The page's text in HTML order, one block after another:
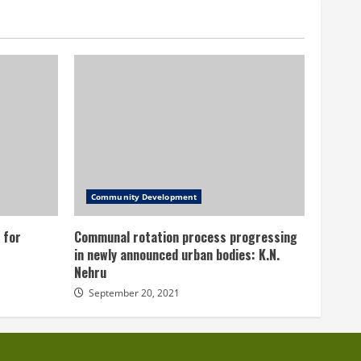
for
Community Development
Communal rotation process progressing
in newly announced urban bodies: K.N.
Nehru
September 20, 2021